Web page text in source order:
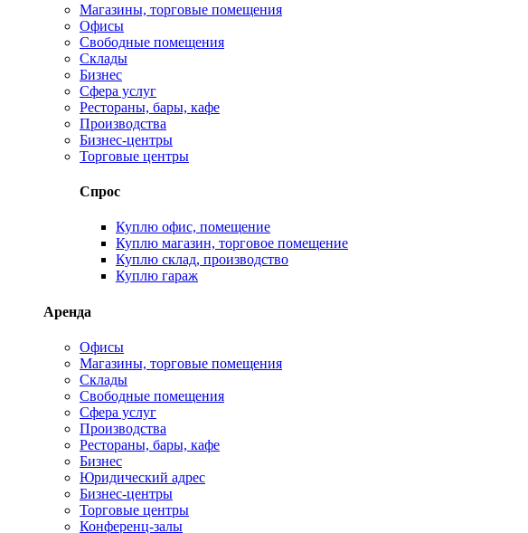
Магазины, торговые помещения
Офисы
Свободные помещения
Склады
Бизнес
Сфера услуг
Рестораны, бары, кафе
Производства
Бизнес-центры
Торговые центры
Спрос
Куплю офис, помещение
Куплю магазин, торговое помещение
Куплю склад, производство
Куплю гараж
Аренда
Офисы
Магазины, торговые помещения
Склады
Свободные помещения
Сфера услуг
Производства
Рестораны, бары, кафе
Бизнес
Юридический адрес
Бизнес-центры
Торговые центры
Конференц-залы